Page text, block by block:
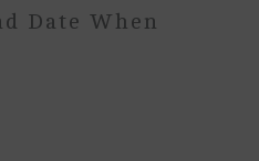
Date When